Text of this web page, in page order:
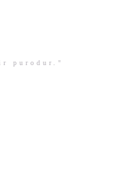
purodur."